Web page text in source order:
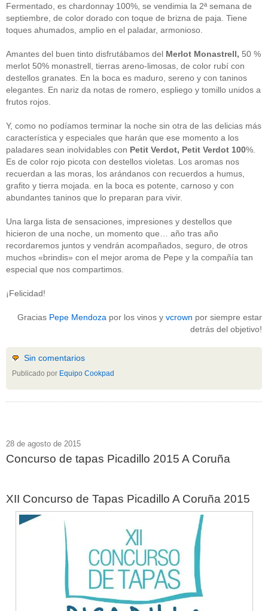
" ALT="RSS" /> SUSCRÍBETE
RSS - Entradas
ADMINISTRAR
Acceder
Fermentado, es chardonnay 100%, se vendimia la 2ª semana de
septiembre, de color dorado con toque de brizna de paja. Tiene
toques ahumados, amplio en el paladar, armonioso.
Amantes del buen tinto disfrutábamos del Merlot Monastrell, 50 %
merlot 50% monastrell, tierras areno-limosas, de color rubí con
destellos granates. En la boca es maduro, sereno y con taninos
elegantes. En nariz da notas de romero, espliego y tomillo unidos a
frutos rojos.
Y, como no podíamos terminar la noche sin otra de las delicias más
característica y especiales que harán que ese momento a los
paladares sean inolvidables con Petit Verdot, Petit Verdot 100%.
Es de color rojo picota con destellos violetas. Los aromas nos
recuerdan a las moras, los arándanos con recuerdos a humus,
grafito y tierra mojada. en la boca es potente, carnoso y con
abundantes taninos que lo preparan para vivir.
Una larga lista de sensaciones, impresiones y destellos que
hicieron de una noche, un momento que… año tras año
recordaremos juntos y vendrán acompañados, seguro, de otros
muchos «brindis» con el mejor aroma de Pepe y la compañía tan
especial que nos compartimos.
¡Felicidad!
Gracias Pepe Mendoza por los vinos y vcrown por siempre estar
detrás del objetivo!
Sin comentarios
Publicado por Equipo Cookpad
28 de agosto de 2015
Concurso de tapas Picadillo 2015 A Coruña
XII Concurso de Tapas Picadillo A Coruña 2015